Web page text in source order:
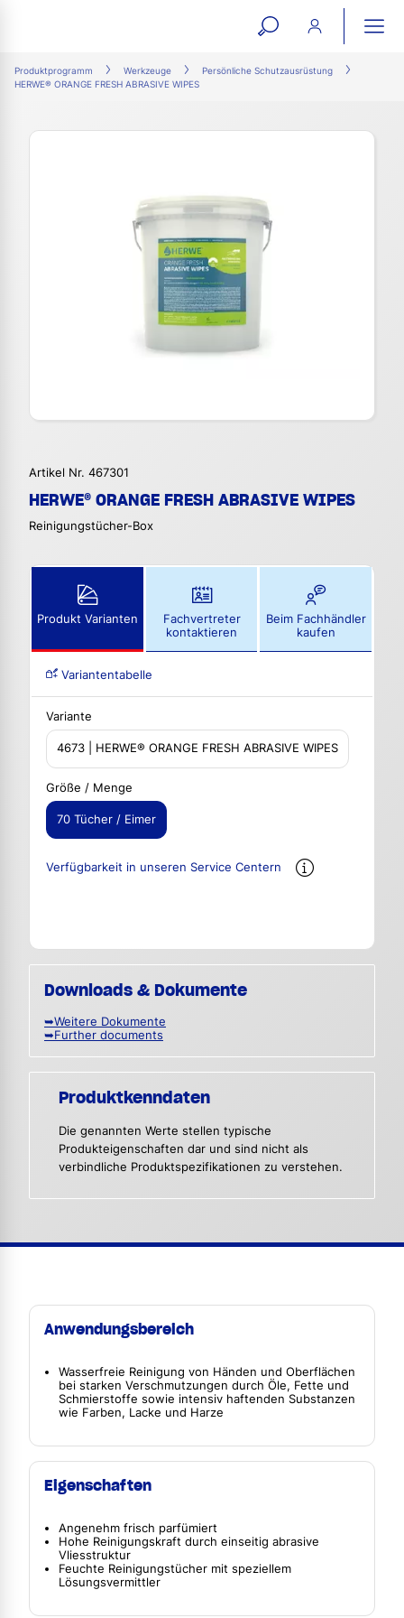
open
search
Produktprogramm Werkzeuge
Persönliche Schutzausrüstung
HERWE® ORANGE FRESH ABRASIVE WIPES
Artikel Nr. 467301
HERWE® ORANGE FRESH ABRASIVE WIPES
Reinigungstücher-Box
Produkt Varianten
Fachvertreter
kontaktieren
Beim Fachhändler
kaufen
Variantentabelle
Variante
4673 | HERWE® ORANGE FRESH ABRASIVE WIPES
Größe / Menge
70 Tücher / Eimer
Verfügbarkeit in unseren Service Centern
Downloads & Dokumente
➥Weitere Dokumente
➥Further documents
Produktkenndaten
Die genannten Werte stellen typische
Produkteigenschaften dar und sind nicht als
verbindliche Produktspezifikationen zu verstehen.
Anwendungsbereich
Wasserfreie Reinigung von Händen und Oberflächen
bei starken Verschmutzungen durch Öle, Fette und
Schmierstoffe sowie intensiv haftenden Substanzen
wie Farben, Lacke und Harze
Eigenschaften
Angenehm frisch parfümiert
Hohe Reinigungskraft durch einseitig abrasive
Vliesstruktur
Feuchte Reinigungstücher mit speziellem
Lösungsvermittler